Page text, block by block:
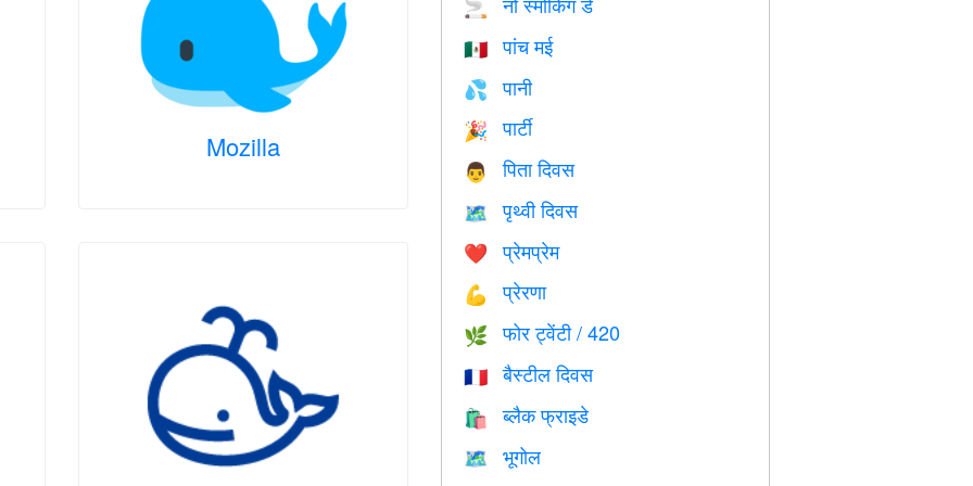
Mozilla
🚬
🇲🇽 पांच मई
💦 पानी
🎉 पार्टी
👨 पिता दिवस
🗺️ पृथ्वी दिवस
❤️️ प्रेमप्रेम
💪 प्रेरणा
🌿 फोर ट्वेंटी / 420
🇫🇷 बैस्टील दिवस
🛍 ब्लैक फ्राइडे
🗺
भूगोल